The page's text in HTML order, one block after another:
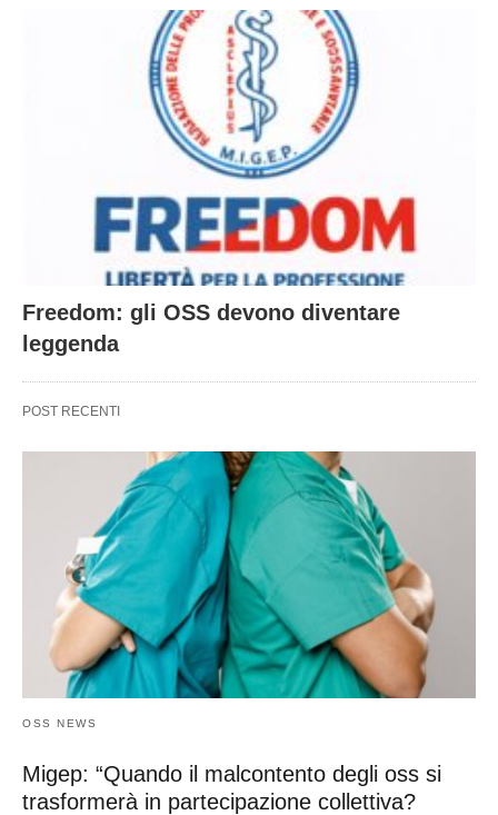
Freedom: gli OSS devono diventare
leggenda
POST RECENTI
OSS NEWS
Migep: “Quando il malcontento degli oss si
trasformerà in partecipazione collettiva?